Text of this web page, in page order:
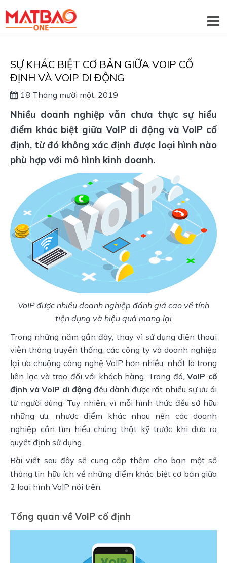
SỰ KHÁC BIỆT CƠ BẢN GIỮA VOIP CỐ
ĐỊNH VÀ VOIP DI ĐỘNG
18 Tháng mười một, 2019
Nhiều doanh nghiệp vẫn chưa thực sự hiểu
điểm khác biệt giữa VoIP di động và VoIP cố
định, từ đó không xác định được loại hình nào
phù hợp với mô hình kinh doanh.
VoIP được nhiều doanh nghiệp đánh giá cao về tính
tiện dụng và hiệu quả mang lại
Trong những năm gần đây, thay vì sử dụng điện thoại
viễn thông truyền thống, các công ty và doanh nghiệp
lại ưa chuộng công nghệ VoIP hơn nhiều, nhất là trong
liên lạc và trao đổi với khách hàng. Trong đó,VoIP cố
định và VoIP di động đều dành được rất nhiều sự ưu ái
từ người dùng. Tuy nhiên, vì mỗi hình thức đều sở hữu
những ưu, nhược điểm khác nhau nên các doanh
nghiệp cần tìm hiểu chúng thật kỹ trước khi đưa ra
quyết định sử dụng.
Bài viết sau đây sẽ cung cấp thêm cho bạn một số
thông tin hữu ích về những điểm khác biệt cơ bản giữa
2 loại hình VoIP nói trên.
Tổng quan về VoIP cố định